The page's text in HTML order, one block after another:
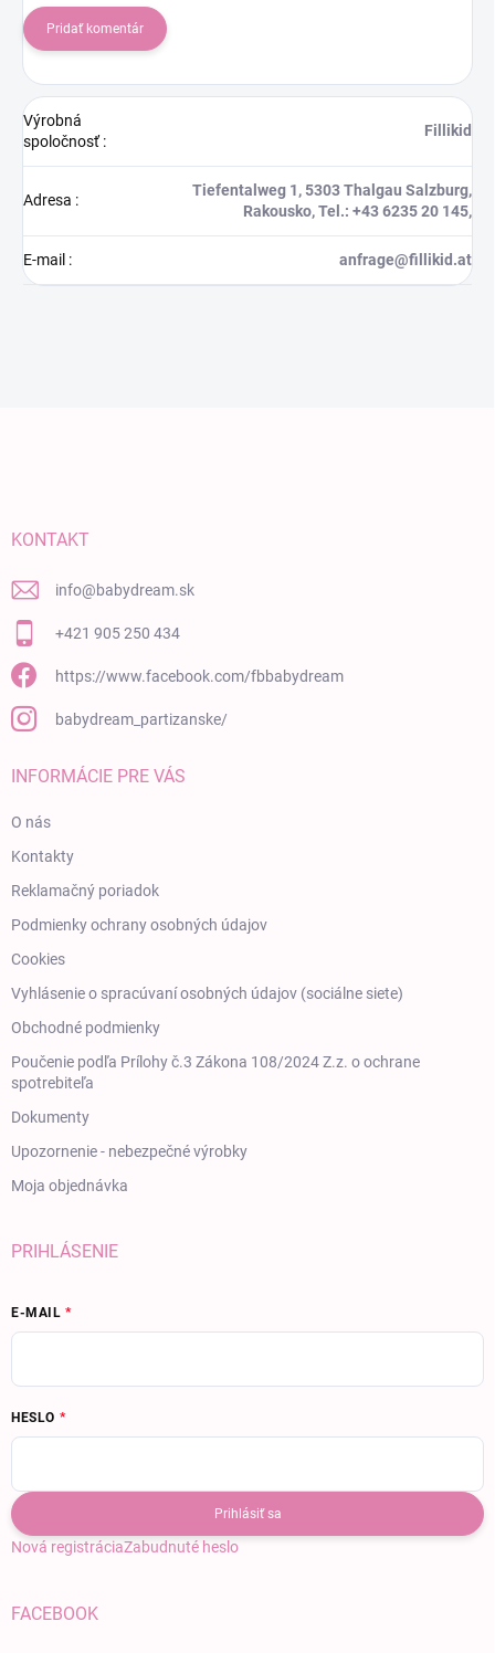
Pridať komentár
Výrobná
spoločnosť:
Fillikid
Adresa :
Tiefentalweg 1, 5303 Thalgau Salzburg,
Rakousko, Tel.: +43 6235 20 145,
E-mail : anfrage@fillikid.at
KONTAKT
info@babydream.sk
+421 905 250 434
https://www.facebook.com/fbbabydream
babydream_partizanske/
INFORMÁCIE PRE VÁS
O nás
Kontakty
Reklamačný poriadok
Podmienky ochrany osobných údajov
Cookies
Vyhlásenie o spracúvaní osobných údajov (sociálne siete)
Obchodné podmienky
Poučenie podľa Prílohy č.3 Zákona 108/2024 Z.z. o ochrane
spotrebiteľa
Dokumenty
Upozornenie - nebezpečné výrobky
Moja objednávka
PRIHLÁSENIE
E-MAIL
HESLO
Prihlásiť sa
Nová registráciaZabudnuté heslo
FACEBOOK